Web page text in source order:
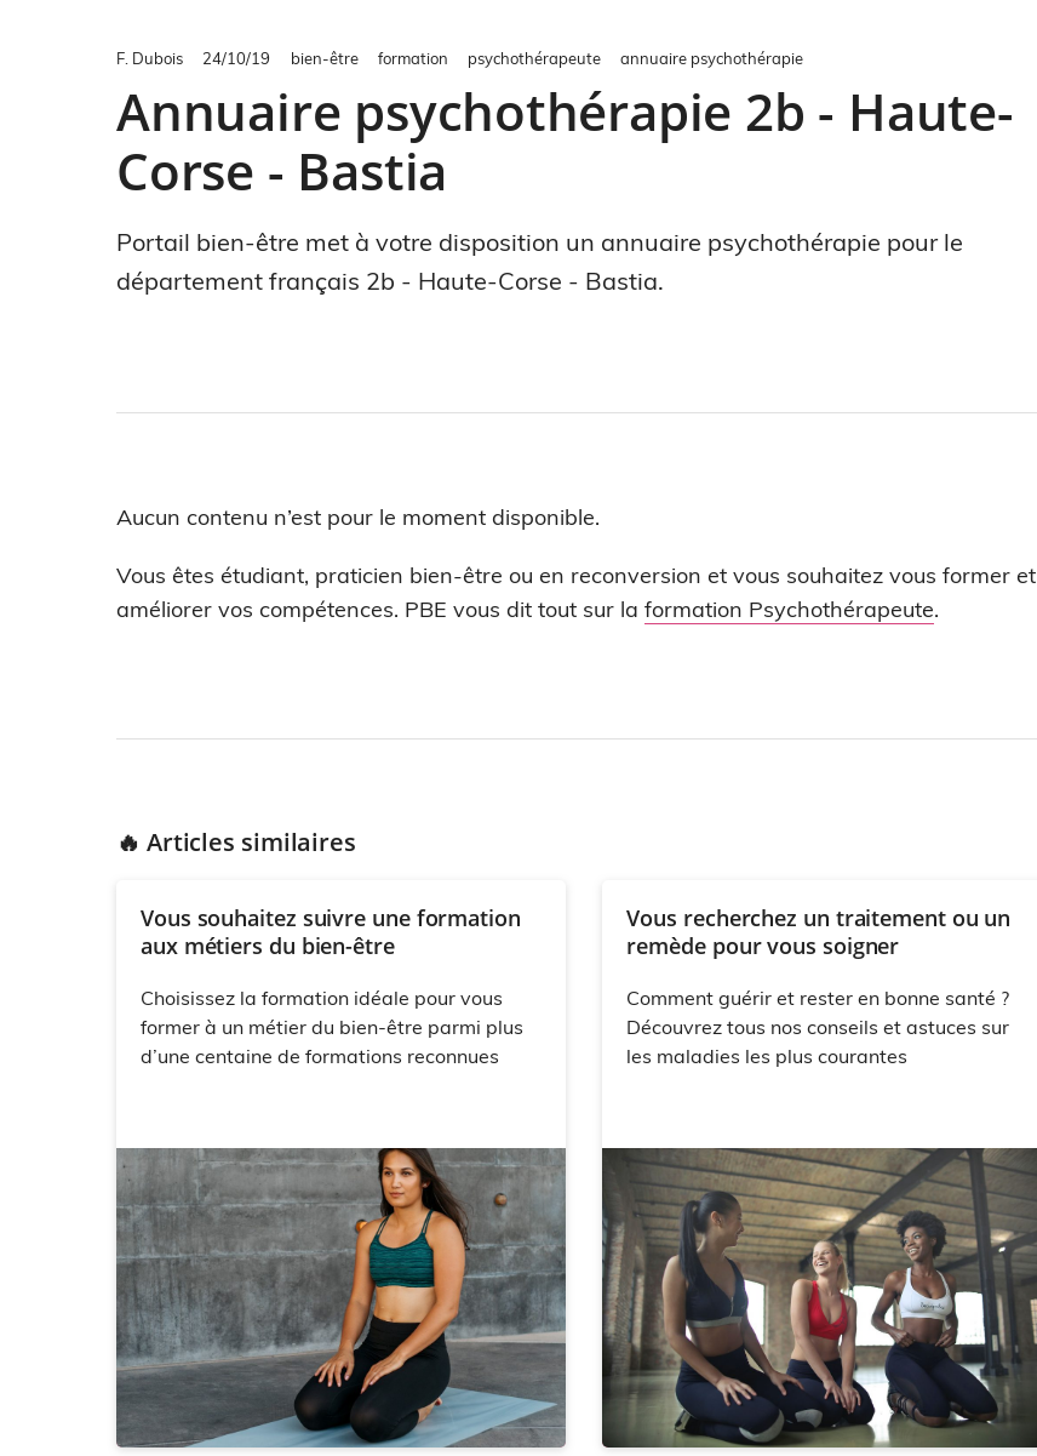
F. Dubois 24/10/19 bien-être formation psychothérapeute annuaire psychothérapie
Annuaire psychothérapie 2b - Haute-
Corse - Bastia
Portail bien-être met à votre disposition un annuaire psychothérapie pour le
département français 2b - Haute-Corse - Bastia.
Aucun contenu n’est pour le moment disponible.
Vous êtes étudiant, praticien bien-être ou en reconversion et vous souhaitez vous former et
améliorer vos compétences. PBE vous dit tout sur la formation Psychothérapeute.
🔥 Articles similaires
Vous souhaitez suivre une formation
aux métiers du bien-être
Choisissez la formation idéale pour vous
former à un métier du bien-être parmi plus
d’une centaine de formations reconnues
Vous recherchez un traitement ou un
remède pour vous soigner
Comment guérir et rester en bonne santé ?
Découvrez tous nos conseils et astuces sur
les maladies les plus courantes